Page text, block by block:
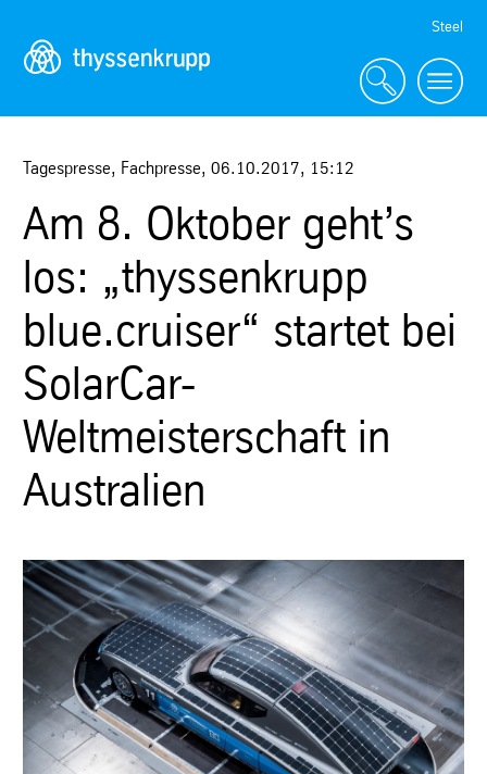
Navigation
Steel
Tagespresse, Fachpresse, 06.10.2017, 15:12
Am 8. Oktober geht’s
los: „thyssenkrupp
blue.cruiser“ startet bei
SolarCar-
Weltmeisterschaft in
Australien